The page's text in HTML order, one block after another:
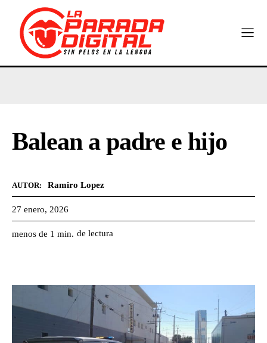
Balean a padre e hijo
AUTOR: Ramiro Lopez
27 enero, 2026
menos de 1 min. de lectura